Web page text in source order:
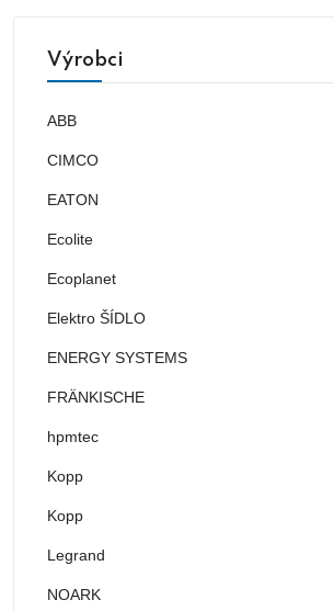
Výrobci
ABB
CIMCO
EATON
Ecolite
Ecoplanet
Elektro ŠÍDLO
ENERGY SYSTEMS
FRÄNKISCHE
hpmtec
Kopp
Kopp
Legrand
NOARK